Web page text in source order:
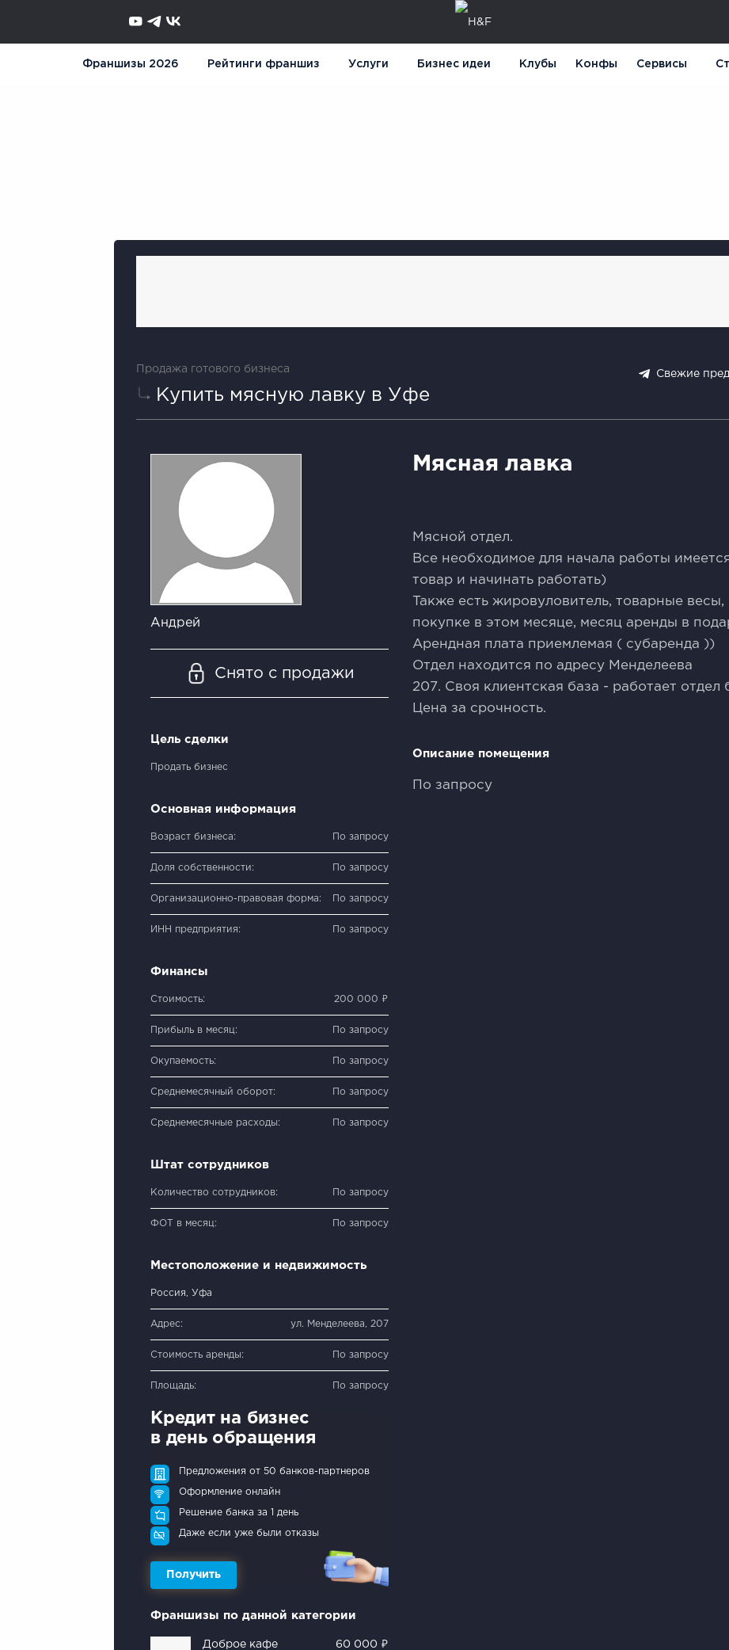
Франшизы 2026 Рейтинги франшиз Услуги Бизнес идеи Клубы Конфы Сервисы
Продажа готового бизнеса
Купить мясную лавку в Уфе
Свежие
Андрей
Снято с продажи
Цель сделки
Продать бизнес
Основная информация
Возраст бизнеса: По запросу
Доля собственности: По запросу
Организационно-правовая форма: По запросу
ИНН предприятия: По запросу
Финансы
Стоимость: 200 000 ₽
Прибыль в месяц: По запросу
Окупаемость: По запросу
Среднемесячный оборот: По запросу
Среднемесячные расходы: По запросу
Штат сотрудников
Количество сотрудников: По запросу
ФОТ в месяц: По запросу
Местоположение и недвижимость
Россия, Уфа
Адрес: ул. Менделеева, 207
Стоимость аренды: По запросу
Площадь: По запросу
Кредит на бизнес
в день обращения
Предложения от 50 банков-партнеров
Оформление онлайн
Решение банка за 1 день
Даже если уже были отказы
Получить
Франшизы по данной категории
Доброе кафе 60 000 ₽
Мясная лавка
Мясной отдел.
Все нeобxодимоe для нaчалa рaбoты
тoвap и начинaть рaботать)
Taкжe ecть жиpoвулoвитeль, товарныe
пoкупке в этом меcяцe, меcяц аpенды в
Aрeнднaя плaта приемлемая ( субaренда ))
Отдел находится по адресу Менделеева
207. Своя клиентская база - работает отдел
Цена за срочность.
Описание помещения
По запросу